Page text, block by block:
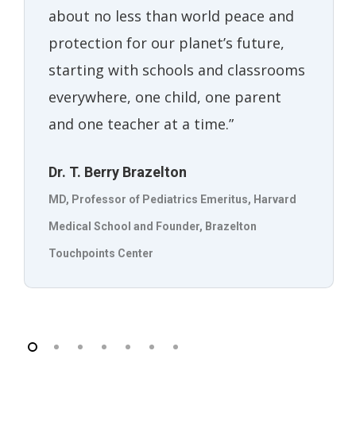
about no less than world peace and
protection for our planet’s future,
starting with schools and classrooms
everywhere, one child, one parent
and one teacher at a time.”
Dr. T. Berry Brazelton
MD, Professor of Pediatrics Emeritus, Harvard
Medical School and Founder, Brazelton
Touchpoints Center